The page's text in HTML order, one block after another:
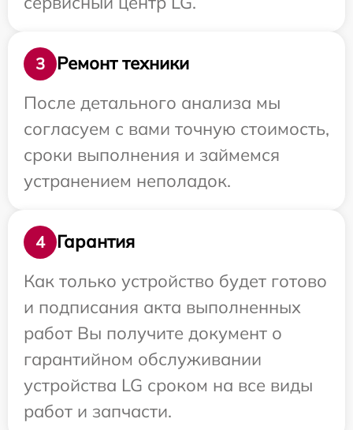
3
Ремонт техники
После детального анализа мы
согласуем с вами точную стоимость,
сроки выполнения и займемся
устранением неполадок.
4
Гарантия
Как только устройство будет готово
и подписания акта выполненных
работ Вы получите документ о
гарантийном обслуживании
устройства LG сроком на все виды
работ и запчасти.